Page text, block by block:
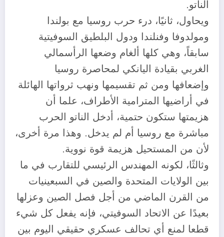
الناتو.
ويحاول، ثانيًا، درء حرب روسيا مع بولندا
ومولدوفا وفنلندا ودول البلطيق السوفيتية
سابقاً، وهي كلها ألغام وضعها الرأسمالي
الغربي بقيادة اليانكي لمحاصرة روسيا
وإضعافها ومن ثم تقسيمها ونهب ثرواتها الهائلة
في أراضيها المترامية الأطراف، علما أن
هزيمتها ستكون حتمية، أدخل الناتو الحرب
مباشرة مع روسيا أم لم يدخل. وهذا مرة أخرى،
لأن من المستحيل هزيمة قوة نووية.
وثالثًا، لكونه المهندس الرئيسي للتقارب في ما
بين الولايات المتحدة والصين في السبعينيات
من القرن الماضي من أجل فصل الصين وعزلها
بعيدًا عن الاتحاد السوفيتي، فإنه يفعل كل شيء
قطعا لمنع أي تحالف عسكري حقيقي اليوم بين